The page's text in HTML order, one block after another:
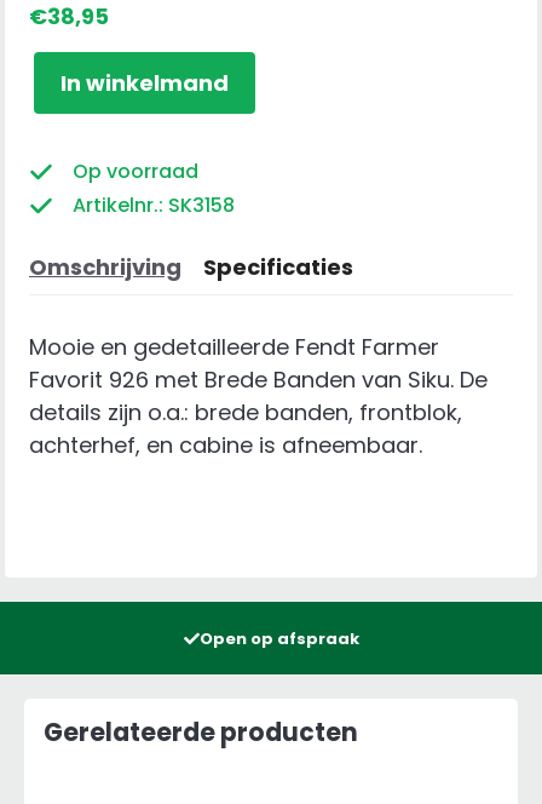
€38,95
Farmer
926
met
Banden
In winkelmand
Op voorraad
Artikelnr.: SK3158
Omschrijving Specificaties
Mooie en gedetailleerde Fendt Farmer
Favorit 926 met Brede Banden van Siku. De
details zijn o.a.: brede banden, frontblok,
achterhef, en cabine is afneembaar.
Open op afspraak
Gerelateerde producten